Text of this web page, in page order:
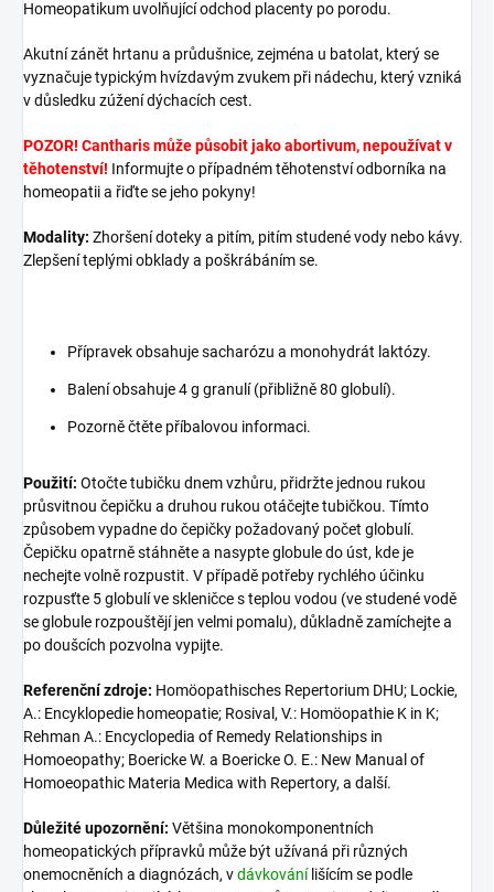
Homeopatikum uvolňující odchod placenty po porodu.
Akutní zánět hrtanu a průdušnice, zejména u batolat, který se
vyznačuje typickým hvízdavým zvukem při nádechu, který vzniká
v důsledku zúžení dýchacích cest.
POZOR! Cantharis může působit jako abortivum, nepoužívat v
těhotenství! Informujte o případném těhotenství odborníka na
homeopatii a řiďte se jeho pokyny!
Modality: Zhoršení doteky a pitím, pitím studené vody nebo kávy.
Zlepšení teplými obklady a poškrábáním se.
Přípravek obsahuje sacharózu a monohydrát laktózy.
Balení obsahuje 4 g granulí (přibližně 80 globulí).
Pozorně čtěte příbalovou informaci.
Použití: Otočte tubičku dnem vzhůru, přidržte jednou rukou
průsvitnou čepičku a druhou rukou otáčejte tubičkou. Tímto
způsobem vypadne do čepičky požadovaný počet globulí.
Čepičku opatrně stáhněte a nasypte globule do úst, kde je
nechejte volně rozpustit. V případě potřeby rychlého účinku
rozpusťte 5 globulí ve skleničce s teplou vodou (ve studené vodě
se globule rozpouštějí jen velmi pomalu), důkladně zamíchejte a
po doušcích pozvolna vypijte.
Referenční zdroje: Homöopathisches Repertorium DHU; Lockie,
A.: Encyklopedie homeopatie; Rosival, V.: Homöopathie K in K;
Rehman A.: Encyclopedia of Remedy Relationships in
Homoeopathy; Boericke W. a Boericke O. E.: New Manual of
Homoeopathic Materia Medica with Repertory, a další.
Důležité upozornění: Většina monokomponentních
homeopatických přípravků může být užívaná při různých
onemocněních a diagnózách, vdávkovánílišícím se podle